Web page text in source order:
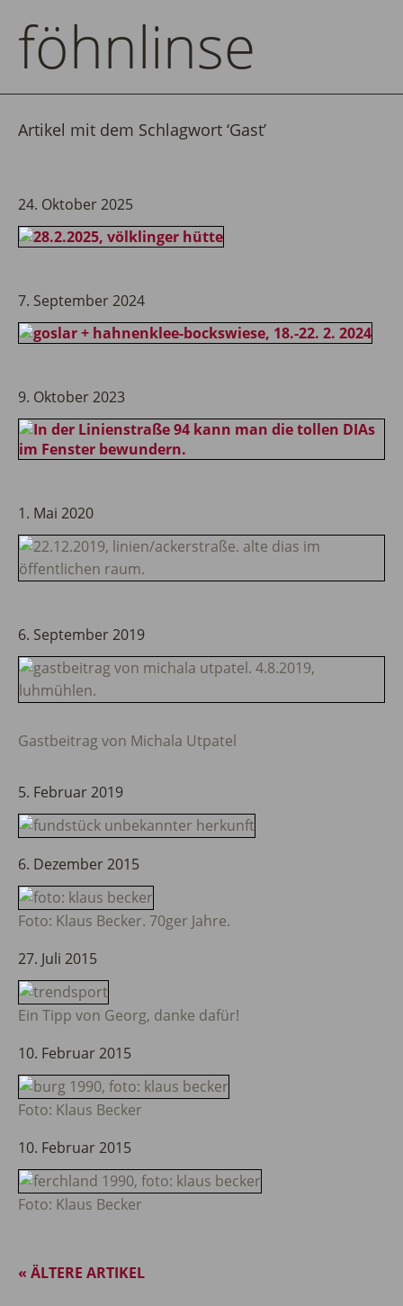
föhnlinse
Artikel mit dem Schlagwort ‘Gast’
24. Oktober 2025
7. September 2024
9. Oktober 2023
1. Mai 2020
6. September 2019
Gastbeitrag von Michala Utpatel
5. Februar 2019
6. Dezember 2015
Foto: Klaus Becker. 70ger Jahre.
27. Juli 2015
Ein Tipp von Georg, danke dafür!
10. Februar 2015
Foto: Klaus Becker
10. Februar 2015
Foto: Klaus Becker
« ÄLTERE ARTIKEL